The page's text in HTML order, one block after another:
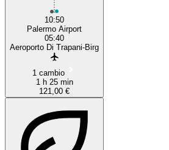
10:50
Palermo Airport
05:40
Aeroporto Di Trapani-Birg
1 cambio
1 h 25 min
121,00 €